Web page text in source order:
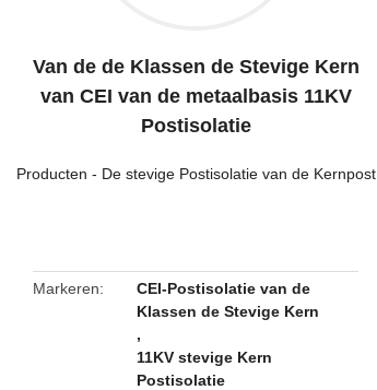
Van de de Klassen de Stevige Kern
van CEI van de metaalbasis 11KV
Postisolatie
Producten - De stevige Postisolatie van de Kernpost
Markeren
CEI-Postisolatie van de
Klassen de Stevige Kern
,
11KV stevige Kern
Postisolatie